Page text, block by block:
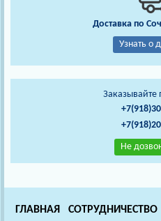
Доставка по
Узнать о
Заказывайте
Не
ГЛАВНАЯ СОТРУДНИЧЕСТВО